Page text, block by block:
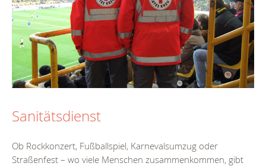
Sanitätsdienst
Ob Rockkonzert, Fußballspiel, Karnevalsumzug oder
Straßenfest – wo viele Menschen zusammenkommen, gibt